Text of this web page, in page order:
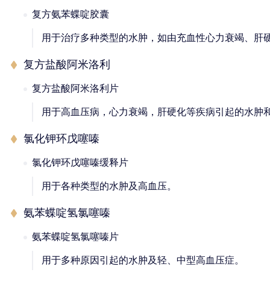
复方氨苯蝶啶胶囊
用于治疗多种类型的水肿，如由充血性心力衰竭、
复方盐酸阿米洛利
复方盐酸阿米洛利片
用于高血压病，心力衰竭，肝硬化等疾病引起的水肿
氯化钾环戊噻嗪
氯化钾环戊噻嗪缓释片
用于各种类型的水肿及高血压。
氨苯蝶啶氢氯噻嗪
氨苯蝶啶氢氯噻嗪片
用于多种原因引起的水肿及轻、中型高血压症。